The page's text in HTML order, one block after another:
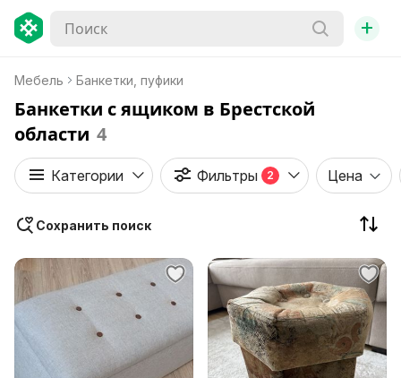
+
Мебель Банкетки, пуфики
Банкетки с ящиком в Брестской
области 4
Категории Фильтры 2 Цена
Сохранить поиск